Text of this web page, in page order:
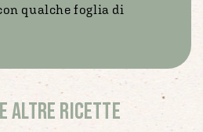
qualche foglia di
altre ricette